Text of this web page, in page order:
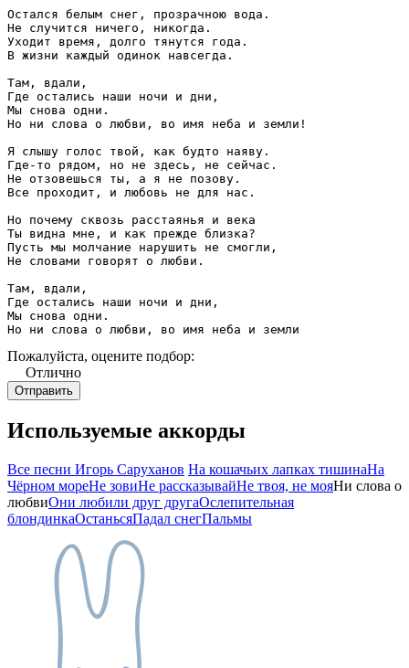
Остался белым снег, прозрачною вода.
Не случится ничего, никогда.
Уходит время, долго тянутся года.
В жизни каждый одинок навсегда.
Там, вдали,
Где остались наши ночи и дни,
Мы снова одни.
Но ни слова о любви, во имя неба и земли!
Я слышу голос твой, как будто наяву.
Где-то рядом, но не здесь, не сейчас.
Не отзовешься ты, а я не позову.
Все проходит, и любовь не для нас.
Но почему сквозь расстаянья и века
Ты видна мне, и как прежде близка?
Пусть мы молчание нарушить не смогли,
Не словами говорят о любви.
Там, вдали,
Где остались наши ночи и дни,
Мы снова одни.
Но ни слова о любви, во имя неба и земли
Пожалуйста, оцените подбор:
Отлично
Используемые аккорды
Все песни Игорь Саруханов На кошачьих лапках тишинаНа
Чёрном мореНе зовиНе рассказывайНе твоя, не мояНи слова о
любвиОни любили друг другаОслепительная
блондинкаОстаньсяПадал снегПальмы